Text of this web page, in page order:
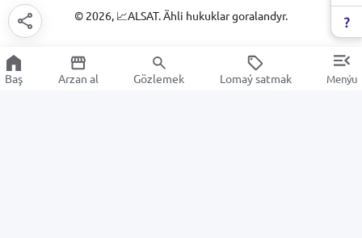
© 2026, 📈ALSAT. Ähli hukuklar goralandyr.
Baş Arzan al Gözlemek Lomaý satmak Menýu